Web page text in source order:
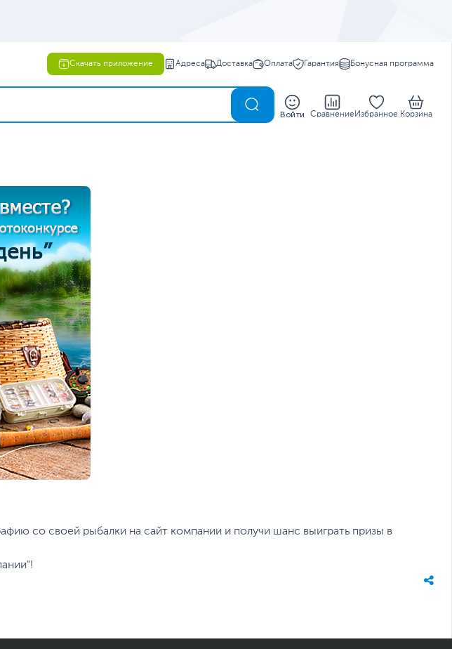
Скачать приложение Адреса Доставка Оплата Гарантия Бонусная программа
Войти Сравнение Избранное Корзина
со своей рыбалки на сайт компании и получи шанс выиграть призы в